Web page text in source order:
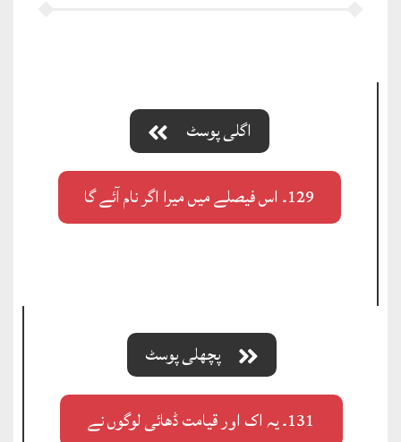
اگلی پوسٹ
129۔ اس فیصلے میں میرا اگر نام آئے گا
پچھلی پوسٹ
131۔ یہ اک اور قیامت ڈھائی لوگوں نے